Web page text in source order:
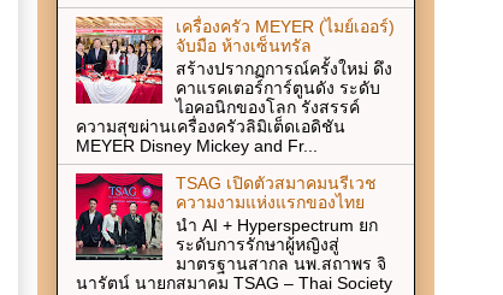
เครื่องครัว MEYER (ไมย์เออร์)
จับมือ ห้างเซ็นทรัล
สร้างปรากฏการณ์ครั้งใหม่ ดึง
คาแรคเตอร์การ์ตูนดัง ระดับ
ไอคอนิกของโลก รังสรรค์
ความสุขผ่านเครื่องครัวลิมิเต็ดเอดิชัน
MEYER Disney Mickey and Fr...
TSAG เปิดตัวสมาคมนรีเวช
ความงามแห่งแรกของไทย
นำ AI + Hyperspectrum ยก
ระดับการรักษาผู้หญิงสู่
มาตรฐานสากล นพ.สถาพร จิ
นารัตน์ นายกสมาคม TSAG – Thai Society